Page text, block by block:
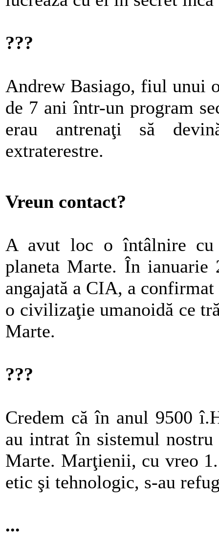
???
Andrew Basiago, fiul unui
de 7 ani într-un program
erau antrenaţi să
extraterestre.
Vreun contact?
A avut loc o întâlnire cu
planeta Marte. În ianuarie
angajată a CIA, a
o civilizaţie umanoidă ce
Marte.
???
Credem că în anul 9500
au intrat în sistemul
Marte. Marţienii, cu vreo
etic şi tehnologic, s-au
...